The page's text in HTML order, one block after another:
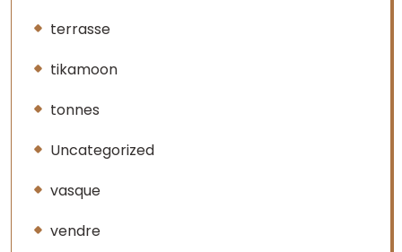
terrasse
tikamoon
tonnes
Uncategorized
vasque
vendre